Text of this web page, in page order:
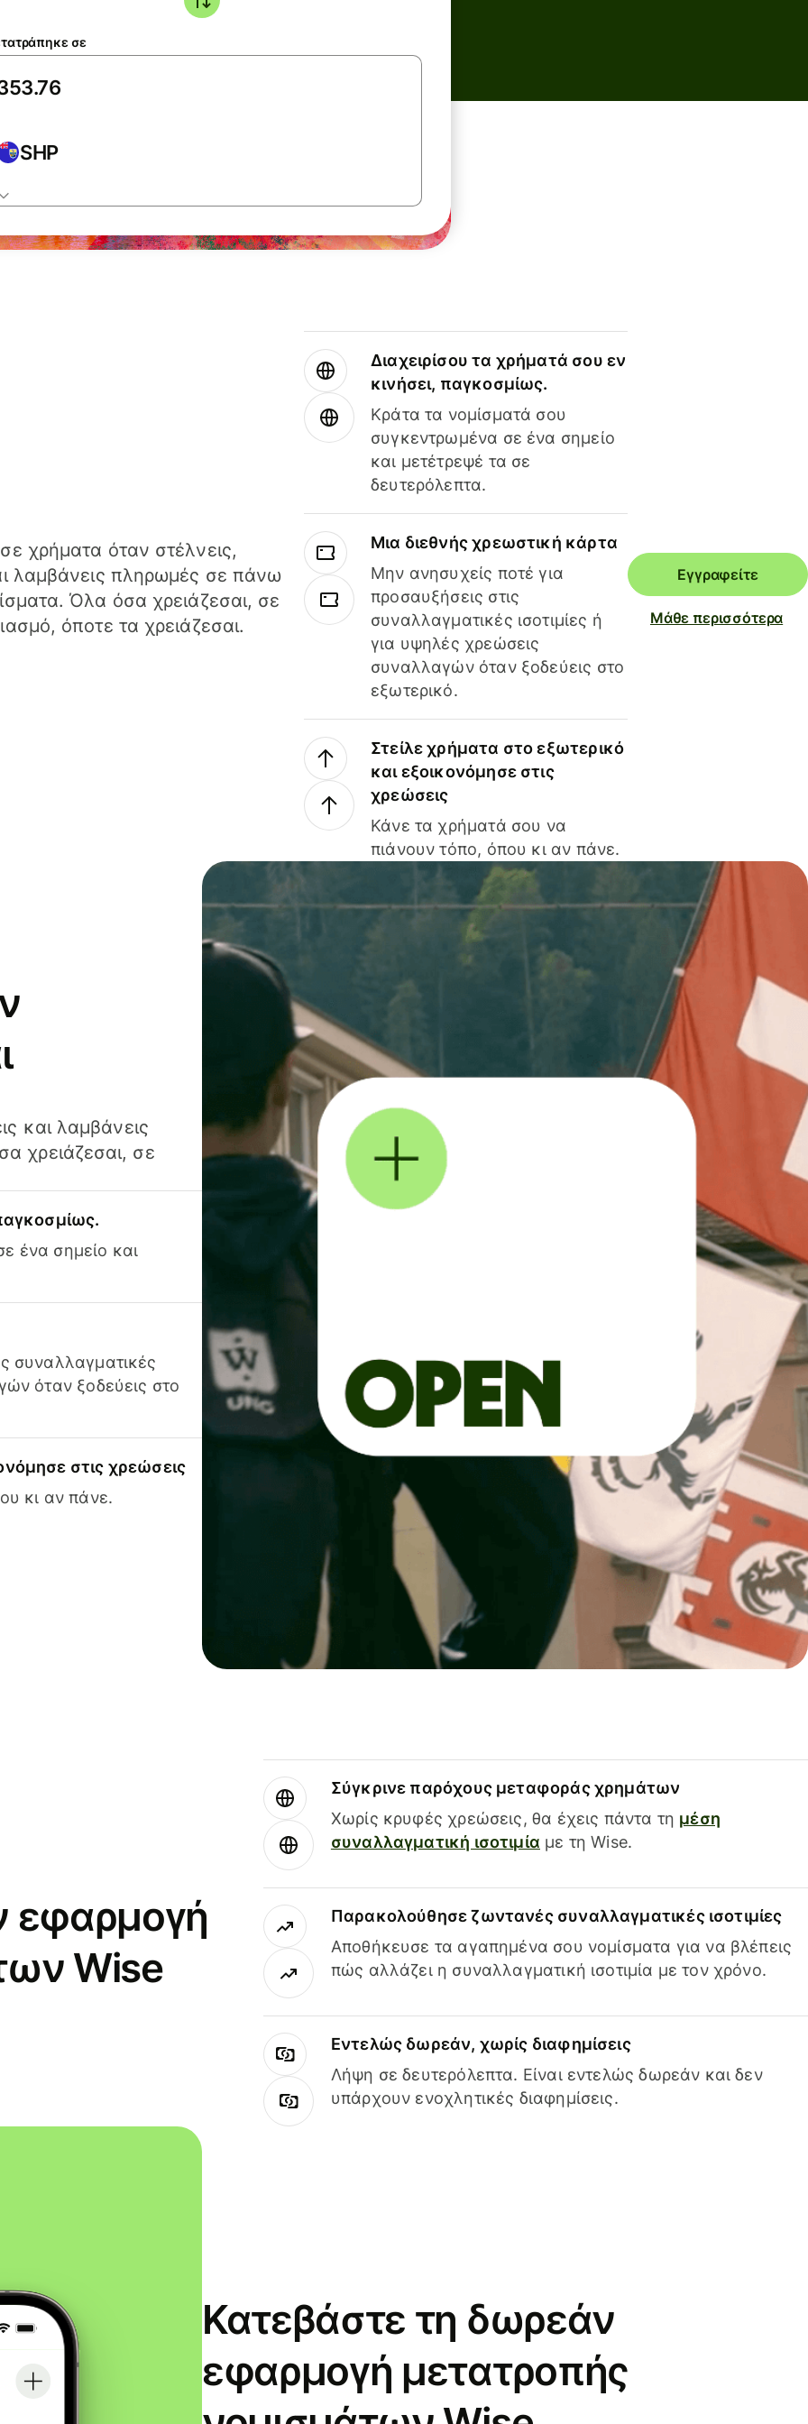
σε
SHP
χρήματα όταν στέλνεις,
λαμβάνεις πληρωμές σε πάνω
Όλα όσα χρειάζεσαι, σε
όποτε τα χρειάζεσαι.
Διαχειρίσου τα χρήματά σου εν
κινήσει, παγκοσμίως.
Κράτα τα νομίσματά σου
συγκεντρωμένα σε ένα σημείο
και μετέτρεψέ τα σε
δευτερόλεπτα.
Μια διεθνής χρεωστική κάρτα
Μην ανησυχείς ποτέ για
προσαυξήσεις στις
συναλλαγματικές ισοτιμίες ή
για υψηλές χρεώσεις
συναλλαγών όταν ξοδεύεις στο
εξωτερικό.
Στείλε χρήματα στο εξωτερικό
και εξοικονόμησε στις
χρεώσεις
Κάνε τα χρήματά σου να
πιάνουν τόπο, όπου κι αν πάνε.
Εγγραφείτε
Μάθε περισσότερα
και λαμβάνεις
χρειάζεσαι, σε
ένα σημείο και
συναλλαγματικές
όταν ξοδεύεις στο
στις χρεώσεις
κι αν πάνε.
εφαρμογή
Wise
Σύγκρινε παρόχους μεταφοράς χρημάτων
Χωρίς κρυφές χρεώσεις, θα έχεις πάντα τη μέση
συναλλαγματική ισοτιμία με τη Wise.
Παρακολούθησε ζωντανές συναλλαγματικές ισοτιμίες
Αποθήκευσε τα αγαπημένα σου νομίσματα για να βλέπεις
πώς αλλάζει η συναλλαγματική ισοτιμία με τον χρόνο.
Εντελώς δωρεάν, χωρίς διαφημίσεις
Λήψη σε δευτερόλεπτα. Είναι εντελώς δωρεάν και δεν
υπάρχουν ενοχλητικές διαφημίσεις.
Κατεβάστε τη δωρεάν
εφαρμογή μετατροπής